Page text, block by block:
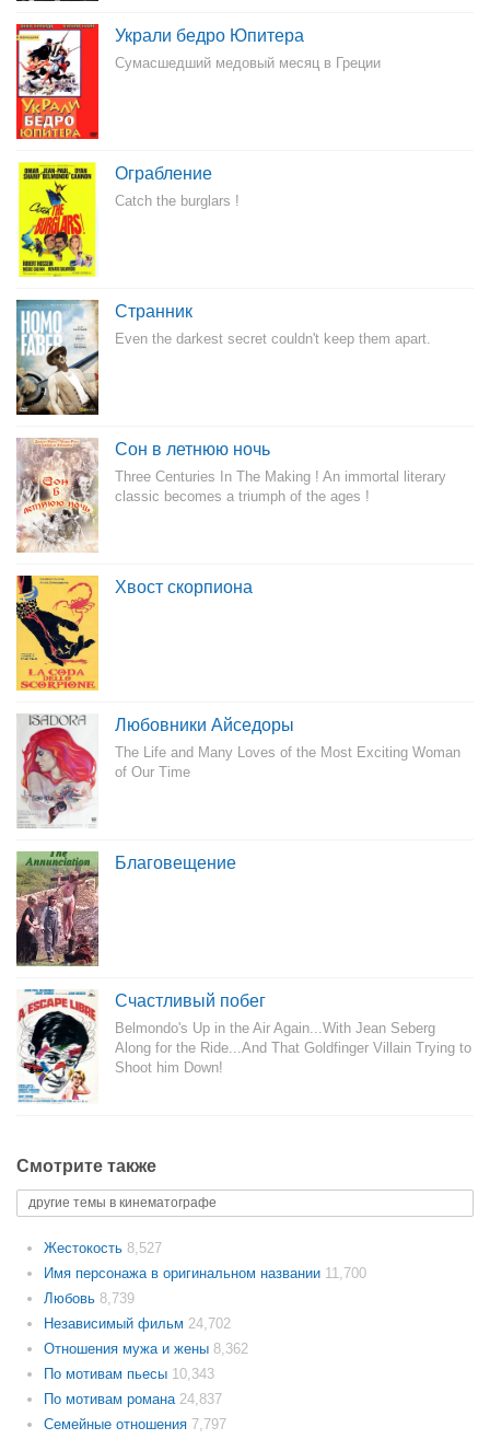
Украли бедро Юпитера
Сумасшедший медовый месяц в Греции
Ограбление
Catch the burglars !
Странник
Even the darkest secret couldn't keep them apart.
Сон в летнюю ночь
Three Centuries In The Making ! An immortal literary
classic becomes a triumph of the ages !
Хвост скорпиона
Любовники Айседоры
The Life and Many Loves of the Most Exciting Woman
of Our Time
Благовещение
Счастливый побег
Belmondo's Up in the Air Again...With Jean Seberg
Along for the Ride...And That Goldfinger Villain Trying to
Shoot him Down!
Смотрите также
другие темы в кинематографе
Жестокость 8,527
Имя персонажа в оригинальном названии 11,700
Любовь 8,739
Независимый фильм 24,702
Отношения мужа и жены 8,362
По мотивам пьесы 10,343
По мотивам романа 24,837
Семейные отношения 7,797